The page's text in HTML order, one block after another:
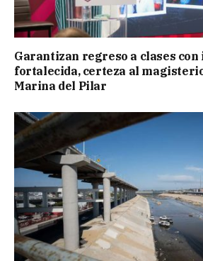
Garantizan regreso a clases
fortalecida, certeza al
Marina del Pilar